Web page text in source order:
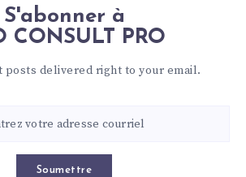
S'abonner à
CONSULT PRO
posts delivered right to your email.
Soumettre